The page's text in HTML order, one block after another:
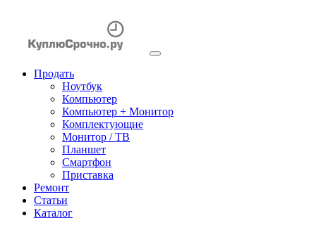
Продать
Ноутбук
Компьютер
Компьютер + Монитор
Комплектующие
Монитор / ТВ
Планшет
Смартфон
Приставка
Ремонт
Статьи
Каталог